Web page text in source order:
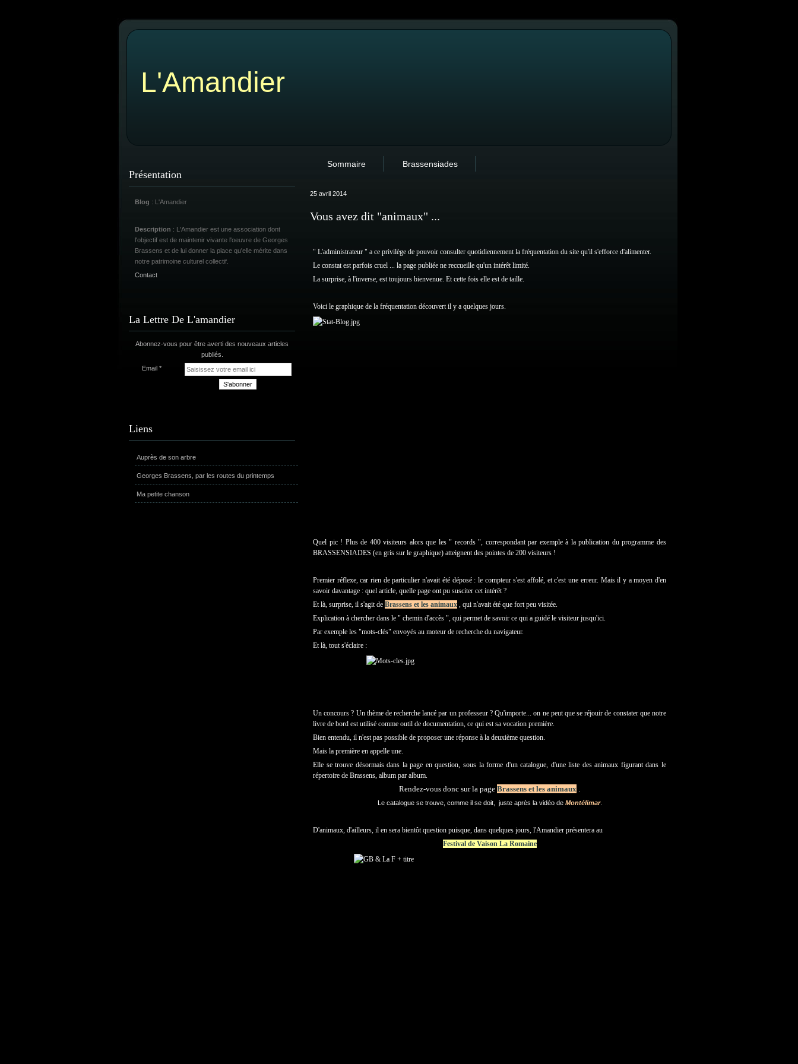
L'Amandier
Présentation
Blog : L'Amandier
Description : L'Amandier est une association dont
l'objectif est de maintenir vivante l'oeuvre de Georges
Brassens et de lui donner la place qu'elle mérite dans
notre patrimoine culturel collectif.
Contact
La Lettre De L'amandier
Abonnez-vous pour être averti des nouveaux articles
publiés.
Email
Liens
Auprès de son arbre
Georges Brassens, par les routes du printemps
Ma petite chanson
Sommaire Brassensiades
25 avril 2014
Vous avez dit "animaux" ...
" L'administrateur " a ce privilège de pouvoir consulter quotidiennement la fréquentation du site qu'il s'efforce d'alimenter.
Le constat est parfois cruel ... la page publiée ne reccueille qu'un intérêt limité.
La surprise, à l'inverse, est toujours bienvenue. Et cette fois elle est de taille.
Voici le graphique de la fréquentation découvert il y a quelques jours.
Quel pic ! Plus de 400 visiteurs alors que les " records ", correspondant par exemple à la publication du programme des
BRASSENSIADES (en gris sur le graphique) atteignent des pointes de 200 visiteurs !
Premier réflexe, car rien de particulier n'avait été déposé : le compteur s'est affolé, et c'est une erreur. Mais il y a moyen d'en
savoir davantage : quel article, quelle page ont pu susciter cet intérêt ?
Et là, surprise, il s'agit de Brassens et les animaux , qui n'avait été que fort peu visitée.
Explication à chercher dans le " chemin d'accès ", qui permet de savoir ce qui a guidé le visiteur jusqu'ici.
Par exemple les "mots-clés" envoyés au moteur de recherche du navigateur.
Et là, tout s'éclaire :
Un concours ? Un thème de recherche lancé par un professeur ? Qu'importe... on ne peut que se réjouir de constater que notre
livre de bord est utilisé comme outil de documentation, ce qui est sa vocation première.
Bien entendu, il n'est pas possible de proposer une réponse à la deuxième question.
Mais la première en appelle une.
Elle se trouve désormais dans la page en question, sous la forme d'un catalogue, d'une liste des animaux figurant dans le
répertoire de Brassens, album par album.
Rendez-vous donc sur la page Brassens et les animaux .
Le catalogue se trouve, comme il se doit, juste après la vidéo de Montélimar.
D'animaux, d'ailleurs, il en sera bientôt question puisque, dans quelques jours, l'Amandier présentera au
Festival de Vaison La Romaine